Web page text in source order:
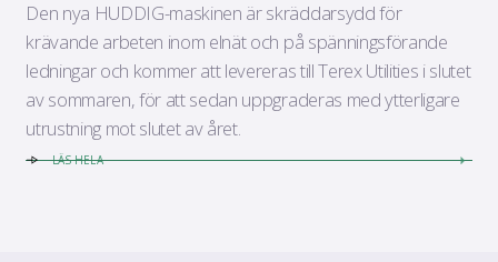
Den nya HUDDIG-maskinen är skräddarsydd för
krävande arbeten inom elnät och på spänningsförande
ledningar och kommer att levereras till Terex Utilities i slutet
av sommaren, för att sedan uppgraderas med ytterligare
utrustning mot slutet av året.
LÄS HELA